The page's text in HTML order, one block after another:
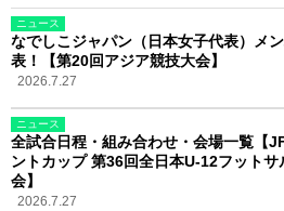
ニュース
なでしこジャパン（日本女子代表）メ
表！【第20回アジア競技大会】
2026.7.27
ニュース
全試合日程・組み合わせ・会場一覧【
ントカップ 第36回全日本U-12フットサ
会】
2026.7.27